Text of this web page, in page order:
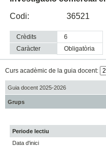
Codi:
36521
Crèdits
6
Caràcter
obligatòria
Curs acadèmic de la guia docent:
Guia docent 2025-2026
Grups
Periode lectiu
Data d'inici